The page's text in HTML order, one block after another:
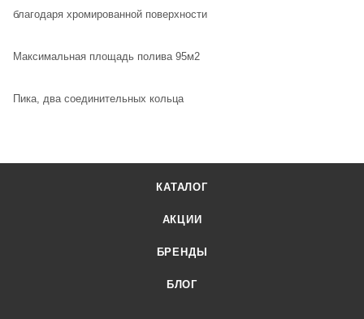
благодаря хромированной поверхности
Максимальная площадь полива 95м2
Пика, два соединительных кольца
КАТАЛОГ
АКЦИИ
БРЕНДЫ
БЛОГ